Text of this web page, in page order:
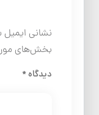
نشانی
بخش‌های
دیدگاه*